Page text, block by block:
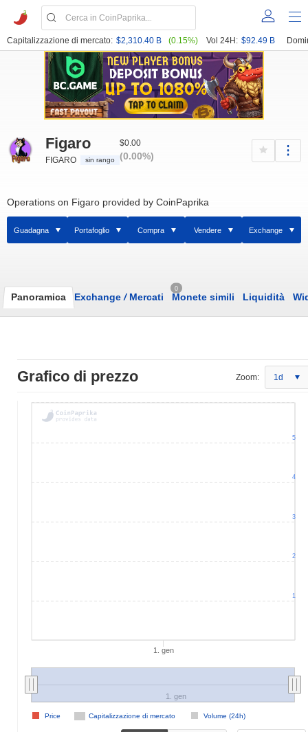
Capitalizzazione di mercato: $2,310.40 B (0.15%) Vol 24H: $92.49 B
Figaro
FIGARO sin rango
$0.00
(0.00%)
Operations on Figaro provided by CoinPaprika
Guadagna Portafoglio Compra Vendere Exchange
Panoramica Exchange /Mercati
0
Monete simili Liquidità
Grafico di prezzo Zoom: 1d
1. gen
Capitalizzazione di mercato Volume (24h)
Price
1. gen
1
2
3
4
5